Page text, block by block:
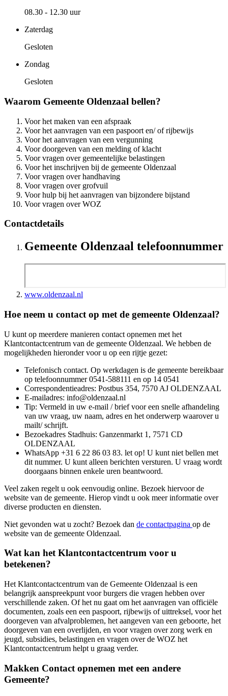
08.30 - 12.30 uur
Zaterdag
Gesloten
Zondag
Gesloten
Waarom Gemeente Oldenzaal bellen?
Voor het maken van een afspraak
Voor het aanvragen van een paspoort en/ of rijbewijs
Voor het aanvragen van een vergunning
Voor doorgeven van een melding of klacht
Voor vragen over gemeentelijke belastingen
Voor het inschrijven bij de gemeente Oldenzaal
Voor vragen over handhaving
Voor vragen over grofvuil
Voor hulp bij het aanvragen van bijzondere bijstand
Voor vragen over WOZ
Contactdetails
Gemeente Oldenzaal telefoonnummer
www.oldenzaal.nl
Hoe neem u contact op met de gemeente Oldenzaal?
U kunt op meerdere manieren contact opnemen met het
Klantcontactcentrum van de gemeente Oldenzaal. We hebben de
mogelijkheden hieronder voor u op een rijtje gezet:
Telefonisch contact. Op werkdagen is de gemeente bereikbaar
op telefoonnummer 0541-588111 en op 14 0541
Correspondentieadres: Postbus 354, 7570 AJ OLDENZAAL
E-mailadres: info@oldenzaal.nl
Tip: Vermeld in uw e-mail / brief voor een snelle afhandeling
van uw vraag, uw naam, adres en het onderwerp waarover u
mailt/ schrijft.
Bezoekadres Stadhuis: Ganzenmarkt 1, 7571 CD
OLDENZAAL
WhatsApp +31 6 22 86 03 83. let op! U kunt niet bellen met
dit nummer. U kunt alleen berichten versturen. U vraag wordt
doorgaans binnen enkele uren beantwoord.
Veel zaken regelt u ook eenvoudig online. Bezoek hiervoor de
website van de gemeente. Hierop vindt u ook meer informatie over
diverse producten en diensten.
Niet gevonden wat u zocht? Bezoek dan de contactpagina op de
website van de gemeente Oldenzaal.
Wat kan het Klantcontactcentrum voor u
betekenen?
Het Klantcontactcentrum van de Gemeente Oldenzaal is een
belangrijk aanspreekpunt voor burgers die vragen hebben over
verschillende zaken. Of het nu gaat om het aanvragen van officiële
documenten, zoals een een paspoort, rijbewijs of uittreksel, voor het
doorgeven van afvalproblemen, het aangeven van een geboorte, het
doorgeven van een overlijden, en voor vragen over zorg werk en
jeugd, subsidies, belastingen en vragen over de WOZ het
Klantcontactcentrum helpt u graag verder.
Makken Contact opnemen met een andere
Gemeente?